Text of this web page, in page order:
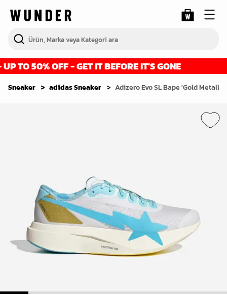
TO 50% OFF - GET IT BEFORE IT'S GONE
Sneaker adidas Sneaker Adizero Evo SL Bape 'Gold Metallic'